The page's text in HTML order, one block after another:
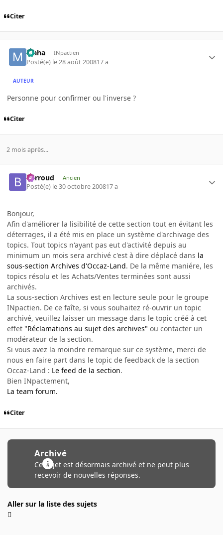
Citer
Maha INpactien
Posté(e) le 28 août 200817 a
AUTEUR
Personne pour confirmer ou l'inverse ?
Citer
2 mois après...
Barroud Ancien
Posté(e) le 30 octobre 200817 a
Bonjour,
Afin d'améliorer la lisibilité de cette section tout en évitant les
déterrages, il a été mis en place un système d'archivage des
topics. Tout topics n'ayant pas eut d'activité depuis au
minimum un mois sera archivé c'est à dire déplacé dans la
sous-section Archives d'Occaz-Land. De la même maniére, les
topics résolu et les Achats/Ventes terminées sont aussi
archivés.
La sous-section Archives est en lecture seule pour le groupe
INpactien. De ce faîte, si vous souhaitez ré-ouvrir un topic
archivé, veuillez laisser un message dans le topic créé à cet
effet "Réclamations au sujet des archives" ou contacter un
modérateur de la section.
Si vous avez la moindre remarque sur ce système, merci de
nous en faire part dans le topic de feedback de la section
Occaz-Land : Le feed de la section.
Bien INpactement,
La team forum.
Citer
Archivé
Ce sujet est désormais archivé et ne peut plus
recevoir de nouvelles réponses.
Aller sur la liste des sujets